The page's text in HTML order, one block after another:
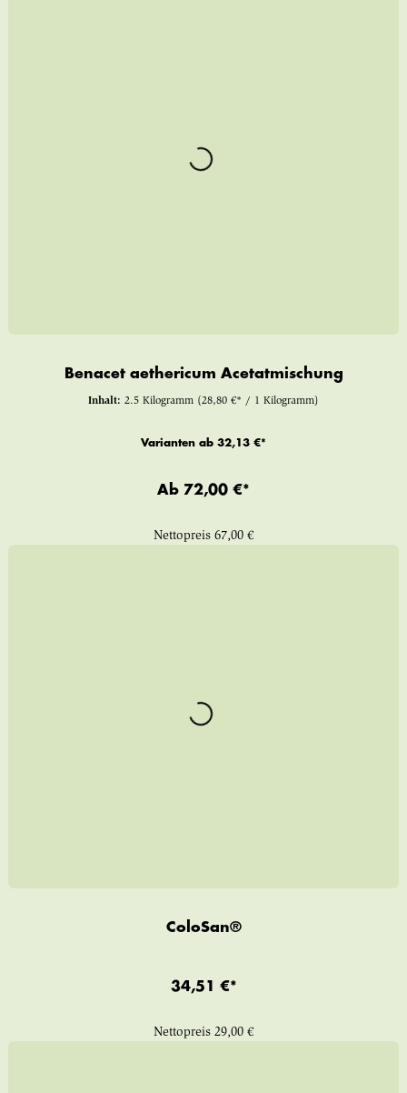
Benacet aethericum Acetatmischung
Inhalt: 2.5 Kilogramm (28,80 €* / 1 Kilogramm)
Varianten ab 32,13 €*
Ab 72,00 €*
Nettopreis 67,00 €
ColoSan®
34,51 €*
Nettopreis 29,00 €